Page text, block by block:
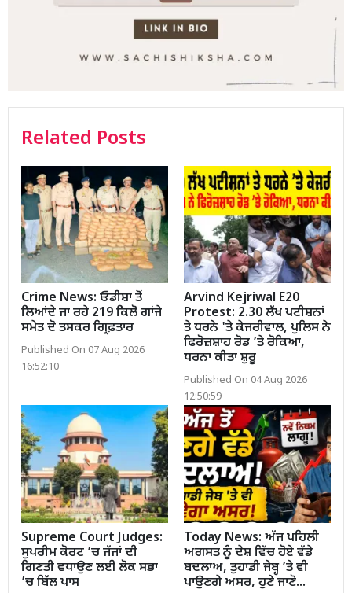
Related Posts
Crime News: ਓਡੀਸ਼ਾ ਤੋਂ
ਲਿਆਂਦੇ ਜਾ ਰਹੇ 219 ਕਿਲੋ ਗਾਂਜੇ
ਸਮੇਤ ਦੋ ਤਸਕਰ ਗ੍ਰਿਫ਼ਤਾਰ
Published On 07 Aug 2026
16:52:10
Arvind Kejriwal E20
Protest: 2.30 ਲੱਖ ਪਟੀਸ਼ਨਾਂ
ਤੇ ਧਰਨੇ 'ਤੇ ਕੇਜਰੀਵਾਲ, ਪੁਲਿਸ ਨੇ
ਫਿਰੋਜ਼ਸ਼ਾਹ ਰੋਡ ’ਤੇ ਰੋਕਿਆ,
ਧਰਨਾ ਕੀਤਾ ਸ਼ੁਰੂ
Published On 04 Aug 2026
12:50:59
Supreme Court Judges:
ਸੁਪਰੀਮ ਕੋਰਟ ’ਚ ਜੱਜਾਂ ਦੀ
ਗਿਣਤੀ ਵਧਾਉਣ ਲਈ ਲੋਕ ਸਭਾ
’ਚ ਬਿੱਲ ਪਾਸ
Today News: ਅੱਜ ਪਹਿਲੀ
ਅਗਸਤ ਨੂੰ ਦੇਸ਼ ਵਿੱਚ ਹੋਏ ਵੱਡੇ
ਬਦਲਾਅ, ਤੁਹਾਡੀ ਜੇਬ੍ਹ ’ਤੇ ਵੀ
ਪਾਉਣਗੇ ਅਸਰ, ਹੁਣੇ ਜਾਣੋ...